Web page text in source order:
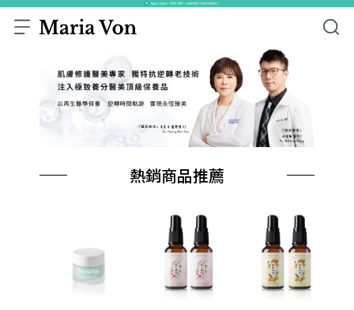
熱銷商品推薦